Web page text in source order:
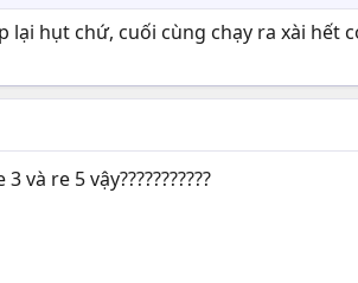
hụt chứ, cuối cùng chạy ra xài hết
re 5 vậy???????????